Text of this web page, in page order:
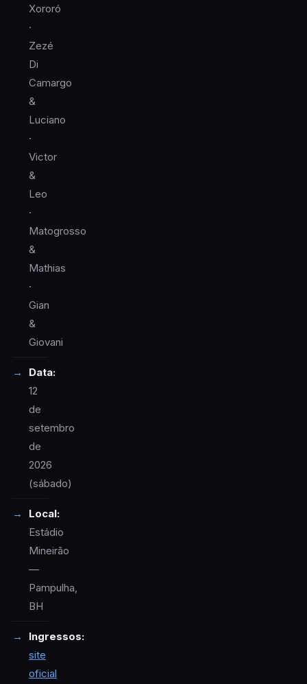
Xororó
·
Zezé
Di
Camargo
&
Luciano
·
Victor
&
Leo
·
Matogrosso
&
Mathias
·
Gian
&
Giovani
Data:
12
de
setembro
de
2026
(sábado)
Local:
Estádio
Mineirão
—
Pampulha,
BH
Ingressos:
site
oficial